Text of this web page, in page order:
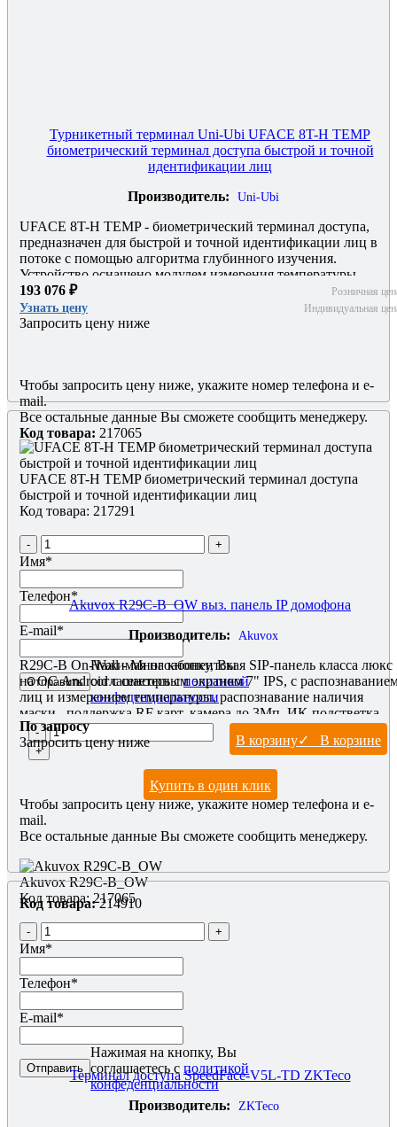
Турникетный терминал Uni-Ubi UFACE 8T-H TEMP
биометрический терминал доступа быстрой и точной
идентификации лиц
Производитель:
Uni-Ubi
UFACE 8T-H TEMP - биометрический терминал доступа,
предназначен для быстрой и точной идентификации лиц в
потоке с помощью алгоритма глубинного изучения.
Устройство оснащено модулем измерения температуры,
способно точно и быстро измерить температуру человека.
Данный термомодуль нового класса, способный определять
наличие на лице человека защитной маски.
193 076 ₽ Розничная
Узнать цену Индивидуальная
Запросить цену ниже
Чтобы запросить цену ниже, укажите номер телефона и e-
mail.
Все остальные данные Вы сможете сообщить менеджеру.
UFACE 8T-H TEMP биометрический терминал доступа
быстрой и точной идентификации лиц
Код товара: 217291
- +
Имя*
Телефон*
E-mail*
Нажимая на кнопку, Вы
соглашаетесь сполитикой
конфеденциальности
-
+
В корзину✓ В корзине
Купить в один клик
Код товара: 217065
Akuvox R29C-B_OW выз. панель IP домофона
Производитель:
Akuvox
R29C-B On-Wall - Многоабонентская SIP-панель класса люкс
на ОС Android с сенсорным экраном 7" IPS, с
лиц и измерением температуры, распознавание наличия
маски, поддержка RF карт, камера до 3Мп, ИК-подстветка,
интеллектуальное 3D-распознавание лиц с двумя камерами и
системой исключения ложного лица. Рекомендован монтаж
на подрозетник 86х86 (приобретается отдельно), крепеж в
По запросу
Запросить цену ниже
Чтобы запросить цену ниже, укажите номер телефона и e-
mail.
Все остальные данные Вы сможете сообщить менеджеру.
Akuvox R29C-B_OW
Код товара: 217065
- +
Имя*
Телефон*
E-mail*
Нажимая на кнопку, Вы
соглашаетесь с политикой
конфеденциальности
Код товара: 214910
Терминал доступа SpeedFace-V5L-TD ZKTeco
Производитель:
ZKTeco